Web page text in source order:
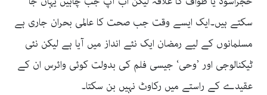
سکتے ہیں۔ایک ایسے وقت جب صحت کا عالمی بحران جاری ہے
مسلمانوں کے لیے رمضان ایک نئے انداز میں آیا ہے لیکن نئی
ٹیکنالوجی اور ’وحی‘ جیسی فلم کی بدولت کوئی وائرس ان کے
عقیدے کے راستے میں رکاوٹ نہیں بن سکتا۔